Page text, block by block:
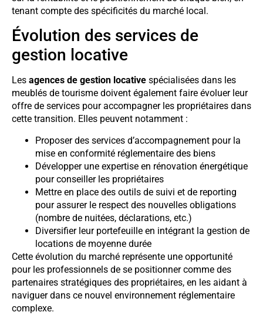
tenant compte des spécificités du marché local.
Évolution des services de
gestion locative
Les agences de gestion locative spécialisées dans les
meublés de tourisme doivent également faire évoluer leur
offre de services pour accompagner les propriétaires dans
cette transition. Elles peuvent notamment :
Proposer des services d’accompagnement pour la
mise en conformité réglementaire des biens
Développer une expertise en rénovation énergétique
pour conseiller les propriétaires
Mettre en place des outils de suivi et de reporting
pour assurer le respect des nouvelles obligations
(nombre de nuitées, déclarations, etc.)
Diversifier leur portefeuille en intégrant la gestion de
locations de moyenne durée
Cette évolution du marché représente une opportunité
pour les professionnels de se positionner comme des
partenaires stratégiques des propriétaires, en les aidant à
naviguer dans ce nouvel environnement réglementaire
complexe.